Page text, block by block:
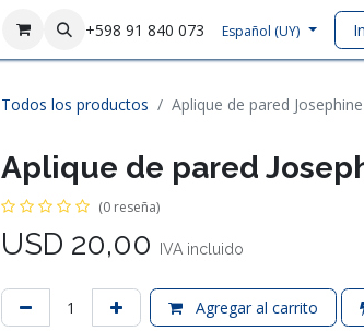
+598 91 840 073 Español (UY)
Todos los productos Aplique de pared
Aplique de pared
(0 reseña)
USD 20,00 IVA incluido
Agregar al carrito